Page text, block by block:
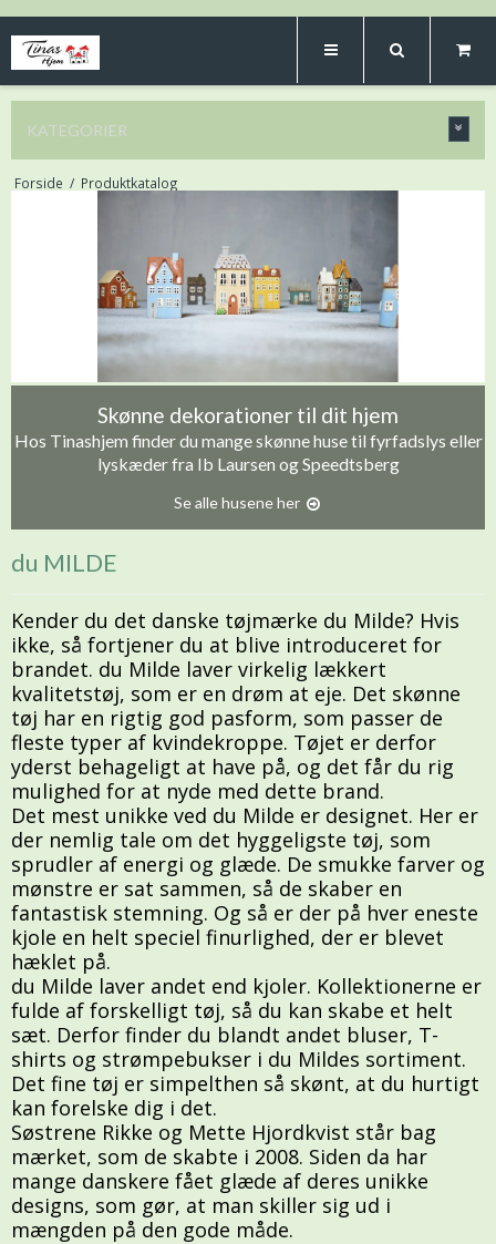
KATEGORIER
Forside / Produktkatalog
Skønne dekorationer til dit hjem
Hos Tinashjem finder du mange skønne huse til fyrfadslys eller
lyskæder fra Ib Laursen og Speedtsberg
Se alle husene her
du MILDE
Kender du det danske tøjmærke du Milde? Hvis
ikke, så fortjener du at blive introduceret for
brandet. du Milde laver virkelig lækkert
kvalitetstøj, som er en drøm at eje. Det skønne
tøj har en rigtig god pasform, som passer de
fleste typer af kvindekroppe. Tøjet er derfor
yderst behageligt at have på, og det får du rig
mulighed for at nyde med dette brand.
Det mest unikke ved du Milde er designet. Her er
der nemlig tale om det hyggeligste tøj, som
sprudler af energi og glæde. De smukke farver og
mønstre er sat sammen, så de skaber en
fantastisk stemning. Og så er der på hver eneste
kjole en helt speciel finurlighed, der er blevet
hæklet på.
du Milde laver andet end kjoler. Kollektionerne er
fulde af forskelligt tøj, så du kan skabe et helt
sæt. Derfor finder du blandt andet bluser, T-
shirts og strømpebukser i du Mildes sortiment.
Det fine tøj er simpelthen så skønt, at du hurtigt
kan forelske dig i det.
Søstrene Rikke og Mette Hjordkvist står bag
mærket, som de skabte i 2008. Siden da har
mange danskere fået glæde af deres unikke
designs, som gør, at man skiller sig ud i
mængden på den gode måde.